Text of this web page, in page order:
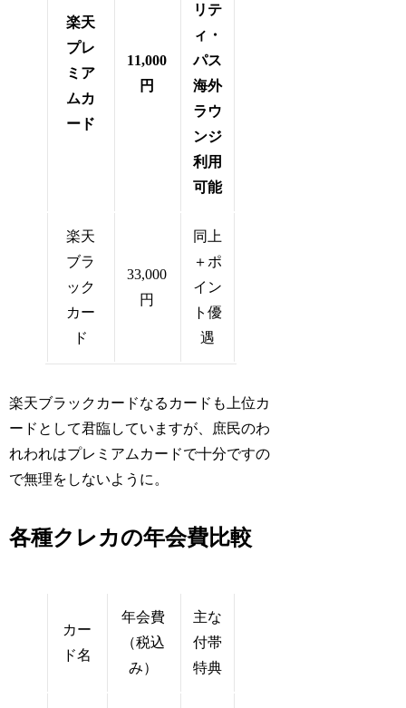
楽天
プレ
ミア
ムカ
ード
11,000
円
リテ
ィ・
パス
海外
ラウ
ンジ
利用
可能
楽天
ブラ
ック
カー
ド
33,000
円
同上
＋ポ
イン
ト優
遇
楽天ブラックカードなるカードも上位カ
ードとして君臨していますが、庶民のわ
れわれはプレミアムカードで十分ですの
で無理をしないように。
各種クレカの年会費比較
カー
ド名
年会費
（税込
み）
主な
付帯
特典